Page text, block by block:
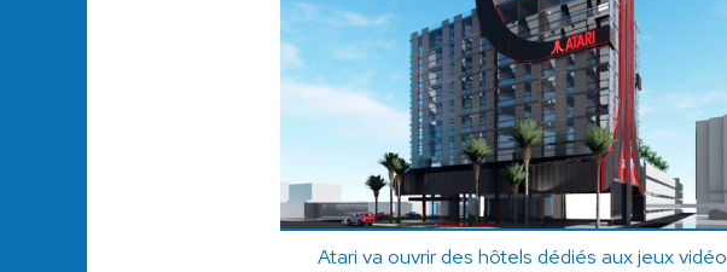
Atari va ouvrir des hôtels dédiés aux jeux vidéo